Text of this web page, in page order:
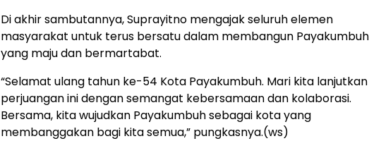
Di akhir sambutannya, Suprayitno mengajak seluruh elemen
masyarakat untuk terus bersatu dalam membangun Payakumbuh
yang maju dan bermartabat.
“Selamat ulang tahun ke-54 Kota Payakumbuh. Mari kita lanjutkan
perjuangan ini dengan semangat kebersamaan dan kolaborasi.
Bersama, kita wujudkan Payakumbuh sebagai kota yang
membanggakan bagi kita semua,” pungkasnya.(ws)